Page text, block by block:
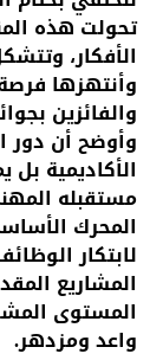
تحولت هذه
الأفكار،
وأنتهزها
والفائزين
وأوضح أن دور
الأكاديمية
مستقبله
المحرك
لابتكار
المشاريع
المستوى
واعد ومزدهر.